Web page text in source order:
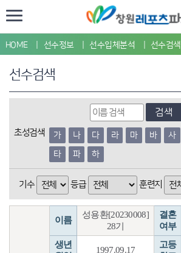
HOME 선수정보 선수입체분석 선수검색
선수검색
검색
초성검색 가 나 다 라 마 바 사
타
파 하
기수 등급 훈련지
이름
성용환[20230008]
28기
결혼
여부
생년
1997.09.17
고등